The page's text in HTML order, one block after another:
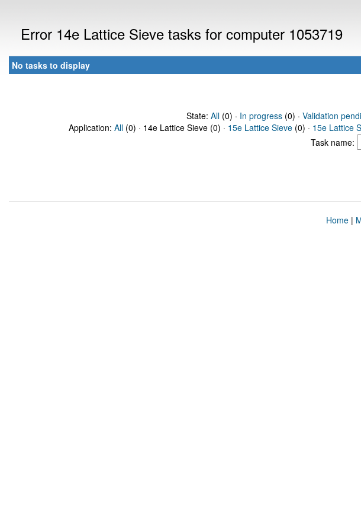
Error 14e Lattice Sieve tasks for computer 1053719
No tasks to display
State: All(0) · In progress(0) · Validation
Application: All (0) · 14e Lattice Sieve (0) · 15e Lattice Sieve (0) · 15e Lattice
Task name:
Home|